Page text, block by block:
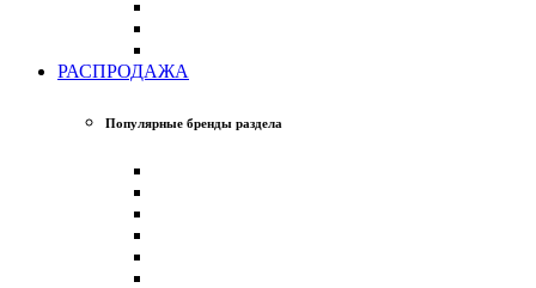
РАСПРОДАЖА
Популярные бренды раздела